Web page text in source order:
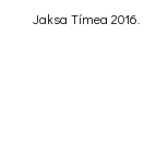
Jaksa Tímea 2016.